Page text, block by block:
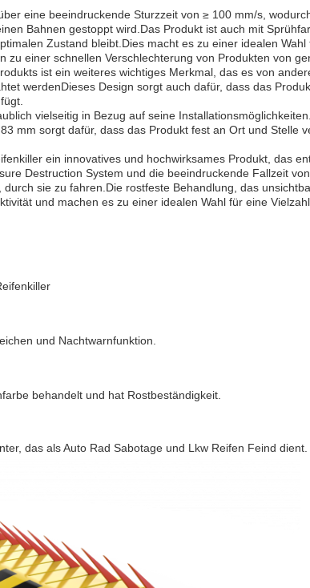
eine beeindruckende Sturzzeit von ≥ 100 mm/s,
Bahnen gestoppt wird.Das Produkt ist auch mit
Zustand bleibt.Dies macht es zu einer idealen
zu einer schnellen Verschlechterung von Produkten von
ist ein weiteres wichtiges Merkmal, das es von
werdenDieses Design sorgt auch dafür, dass das
vielseitig in Bezug auf seine
mm sorgt dafür, dass das Produkt fest an Ort und Stelle
ein innovatives und hochwirksames Produkt, das
Destruction System und die beeindruckende Fallzeit
sie zu fahren.Die rostfeste Behandlung, das
und machen es zu einer idealen Wahl für eine
und Nachtwarnfunktion.
behandelt und hat Rostbeständigkeit.
das als Auto Rad Sabotage und Lkw Reifen Feind dient.